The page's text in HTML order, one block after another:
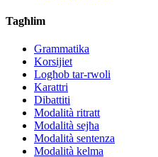
Tagħlim
Grammatika
Korsijiet
Logħob tar-rwoli
Karattri
Dibattiti
Modalità ritratt
Modalità sejħa
Modalità sentenza
Modalità kelma